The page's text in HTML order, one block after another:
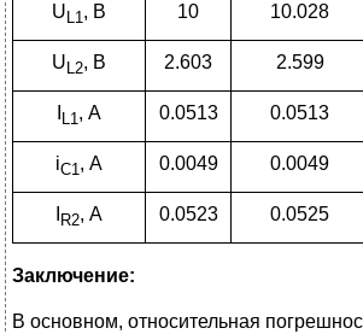
U L1, В 10 10.028
U L2, В 2.603 2.599
L1, А 0.0513 0.0513
iС1, А 0.0049 0.0049
R2, А 0.0523 0.0525
Заключение:
В основном, относительная